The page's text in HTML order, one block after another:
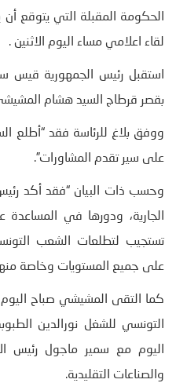
الحكومة المقبلة التي يتوقع
لقاء اعلامي مساء اليوم الاثنين .
بقصر قرطاج السيد هشام
ووفق بلاغ للرئاسة فقد “أطلع
على سير تقدم المشاورات”.
وحسب ذات البيان “فقد أكد
الجارية، ودورها في
تستجيب لتطلعات الشعب
على جميع المستويات وخاصة منها
كما التقى المشيشي صباح اليوم
التونسي للشغل نورالدين
اليوم مع سمير ماجول رئيس
والصناعات التقليدية.